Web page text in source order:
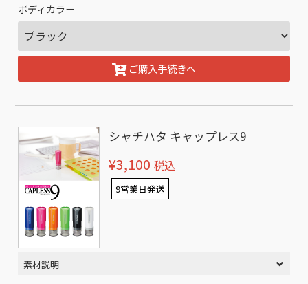
ボディカラー
ご購入手続きへ
シャチハタ キャップレス9
¥3,100 税込
9営業日発送
素材説明